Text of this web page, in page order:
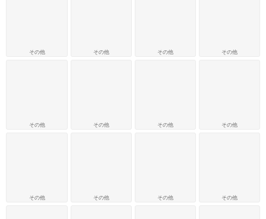
その他
その他
その他
その他
その他
その他
その他
その他
その他
その他
その他
その他